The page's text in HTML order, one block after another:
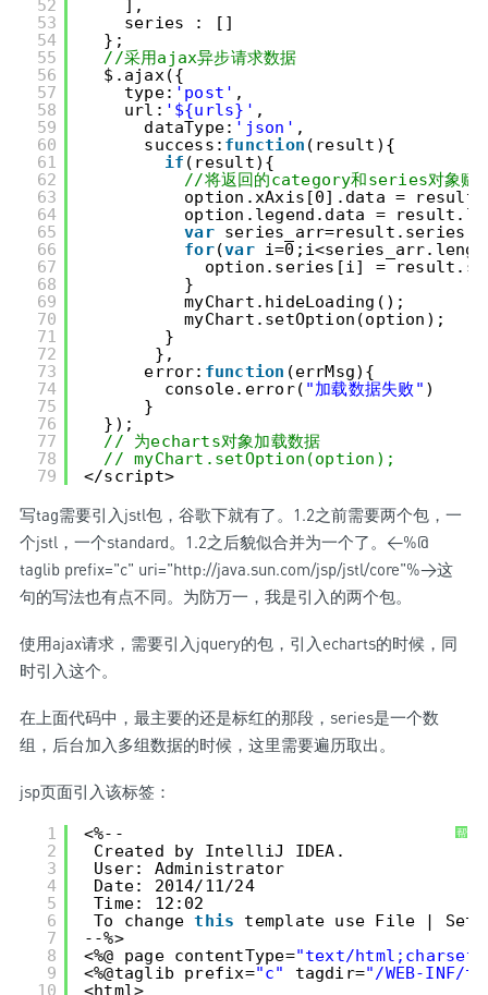
52
53
54
55
56
57
58
59
60
61
62
63
64
65
66
67
68
69
70
71
72
73
74
75
76
77
78
79
],
series : []
};
//采用ajax异步请求数据
$.ajax({
type: 'post' ,
url: '${urls}' ,
dataType: 'json' ,
success: function (result){
if (result){
//将返回的category和series对象
option.xAxis[0].data =
option.legend.data =
var series_arr=result.series;
for(var
option.series[i] =
}
myChart.hideLoading();
myChart.setOption(option);
}
},
error: function (errMsg){
console.error( "加载数据失败" )
}
});
// 为echarts对象加载数据
// myChart.setOption(option);
</script>
写tag需要引入jstl包，谷歌下就有了。1.2之前需要两个包，一
个jstl，一个standard。1.2之后貌似合并为一个了。<%@
taglib prefix="c" uri="http://java.sun.com/jsp/jstl/core"%>这
句的写法也有点不同。为防万一，我是引入的两个包。
使用ajax请求，需要引入jquery的包，引入echarts的时候，同
时引入这个。
在上面代码中，最主要的还是标红的那段，series是一个数
组，后台加入多组数据的时候，这里需要遍历取出。
jsp页面引入该标签：
帮
1
2
3
4
5
6
7
8
9
10
<%--
Created by IntelliJ IDEA.
User: Administrator
Date: 2014/11/24
Time: 12:02
To change this
template use File |
--%>
<%@ page contentType="text/
<%@taglib prefix="c" tagdir="/WEB-INF/
<html>